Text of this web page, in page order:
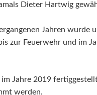
Dieter Hartwig
Jahren wurde
zur Feuerwehr und im
Jahre 2019
werden.